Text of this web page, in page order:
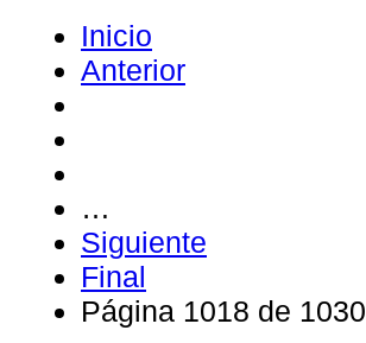
Inicio
Anterior
…
Siguiente
Final
Página 1018 de 1030